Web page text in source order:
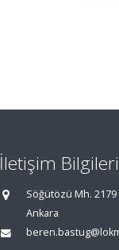
İletişim Bilgileri
Söğütözü Mh. 2179
Ankara